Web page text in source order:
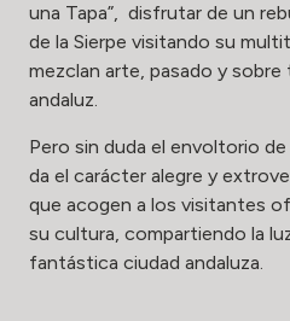
una Tapa”, disfrutar de un
de la Sierpe visitando su
mezclan arte, pasado y
andaluz.
Pero sin duda el envoltorio
da el carácter alegre y
que acogen a los visitantes
su cultura, compartiendo la
fantástica ciudad andaluza.